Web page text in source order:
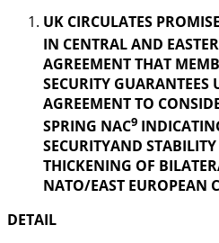
UK CIRCULATES
IN CENTRAL AND
AGREEMENT THAT
SECURITY GUARANTEES
AGREEMENT TO
SPRING NAC9
SECURITYAND
THICKENING OF
NATO/EAST EUROPEAN
DETAIL